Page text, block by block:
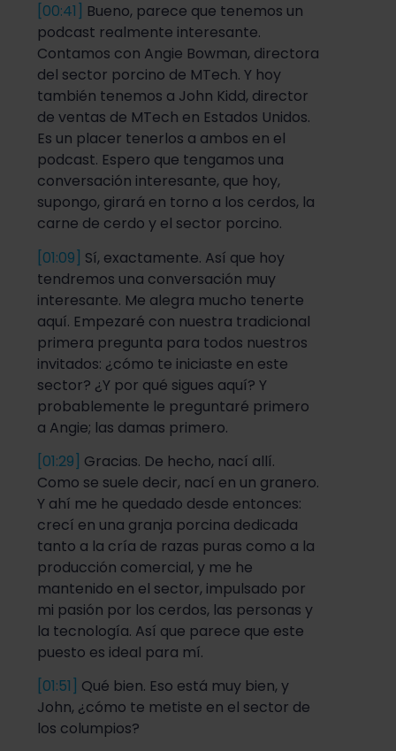
[00:41] Bueno, parece que tenemos un
podcast realmente interesante.
Contamos con Angie Bowman, directora
del sector porcino de MTech. Y hoy
también tenemos a John Kidd, director
de ventas de MTech en Estados Unidos.
Es un placer tenerlos a ambos en el
podcast. Espero que tengamos una
conversación interesante, que hoy,
supongo, girará en torno a los cerdos, la
carne de cerdo y el sector porcino.
[01:09] Sí, exactamente. Así que hoy
tendremos una conversación muy
interesante. Me alegra mucho tenerte
aquí. Empezaré con nuestra tradicional
primera pregunta para todos nuestros
invitados: ¿cómo te iniciaste en este
sector? ¿Y por qué sigues aquí? Y
probablemente le preguntaré primero
a Angie; las damas primero.
[01:29] Gracias. De hecho, nací allí.
Como se suele decir, nací en un granero.
Y ahí me he quedado desde entonces:
crecí en una granja porcina dedicada
tanto a la cría de razas puras como a la
producción comercial, y me he
mantenido en el sector, impulsado por
mi pasión por los cerdos, las personas y
la tecnología. Así que parece que este
puesto es ideal para mí.
[01:51] Qué bien. Eso está muy bien, y
John, ¿cómo te metiste en el sector de
los columpios?